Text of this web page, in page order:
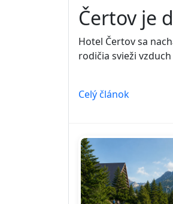
Čertov je
Hotel Čertov sa
rodičia svieži
Celý článok